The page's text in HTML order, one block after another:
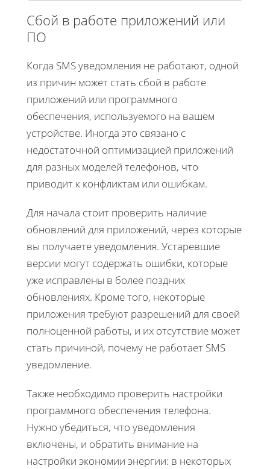
Сбой в работе приложений или
ПО
Когда SMS уведомления не работают, одной
из причин может стать сбой в работе
приложений или программного
обеспечения, используемого на вашем
устройстве. Иногда это связано с
недостаточной оптимизацией приложений
для разных моделей телефонов, что
приводит к конфликтам или ошибкам.
Для начала стоит проверить наличие
обновлений для приложений, через которые
вы получаете уведомления. Устаревшие
версии могут содержать ошибки, которые
уже исправлены в более поздних
обновлениях. Кроме того, некоторые
приложения требуют разрешений для своей
полноценной работы, и их отсутствие может
стать причиной, почему не работает SMS
уведомление.
Также необходимо проверить настройки
программного обеспечения телефона.
Нужно убедиться, что уведомления
включены, и обратить внимание на
настройки экономии энергии: в некоторых